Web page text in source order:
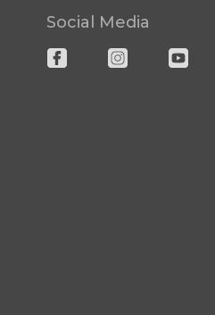
Social Media